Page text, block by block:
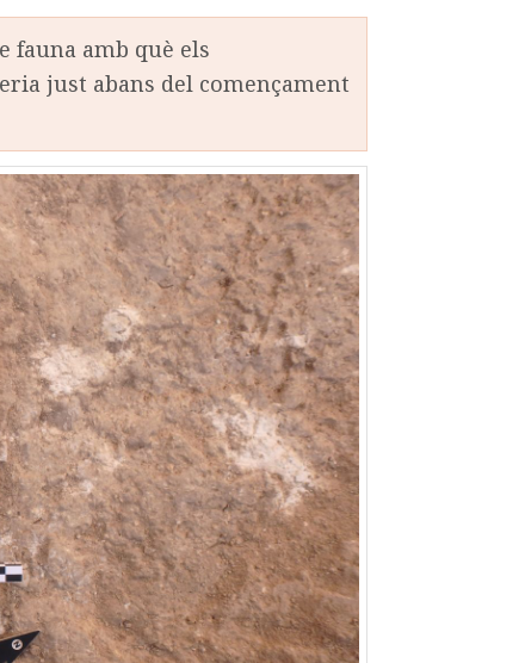
fauna amb què els
just abans del començament